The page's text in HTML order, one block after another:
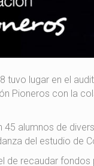
tuvo lugar en el
Pioneros con la
45 alumnos de
del estudio de
de recaudar